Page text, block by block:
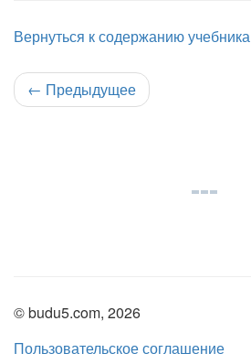
Вернуться к содержанию учебника
← Предыдущее
© budu5.com, 2026
Пользовательское соглашение